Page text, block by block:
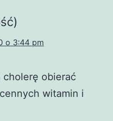
o 3:44 pm
cholerę obierać
witamin i